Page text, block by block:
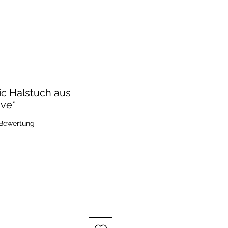
Halstuch aus
von fünf Sternen, basierend auf 1 Bewertung.